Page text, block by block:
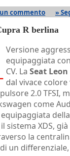
commento »
R berlina
Versione
equipaggiata
CV. La Seat
dal vivace
2.0 TFSI,
come
sistema XDS,
la
un